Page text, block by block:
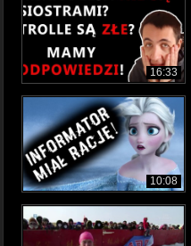
16:33
10:08